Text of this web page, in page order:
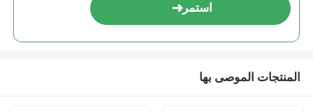
استمر
المنتجات الموصى بها